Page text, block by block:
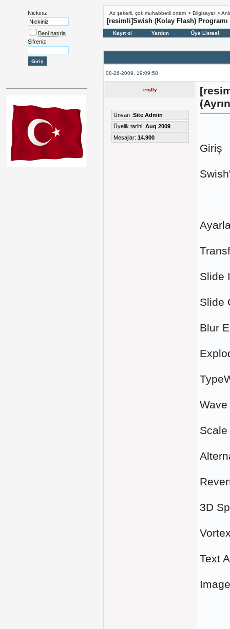
Nickiniz
Beni hatırla
Şifreniz
Az şekerli, çok muhabbetli ortam > Bilgisayar >
[resimli]Swish (Kolay Flash) Programı
Kayıt ol Yardım Üye Listesi
08-26-2009, 19:09:58
enj0y
Ünvan :Site Admin
Üyelik tarihi: Aug 2009
Mesajlar: 14.900
Giriş
Slide
Slide
Blur
Wave
Scale
3D
Text